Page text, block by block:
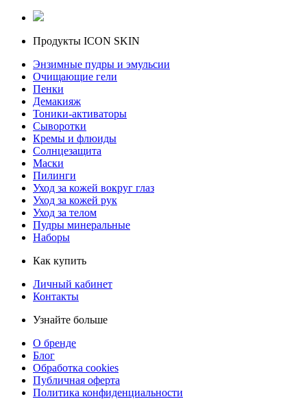
Продукты ICON SKIN
Энзимные пудры и эмульсии
Очищающие гели
Пенки
Демакияж
Тоники-активаторы
Сыворотки
Кремы и флюиды
Солнцезащита
Маски
Пилинги
Уход за кожей вокруг глаз
Уход за кожей рук
Уход за телом
Пудры минеральные
Наборы
Как купить
Личный кабинет
Контакты
Узнайте больше
О бренде
Блог
Обработка cookies
Публичная оферта
Политика конфиденциальности